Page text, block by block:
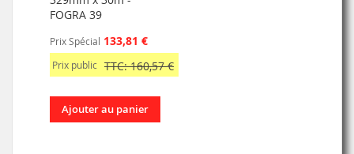
FOGRA 39
Prix Spécial 133,81 €
Prix public TTC: 160,57 €
Ajouter au panier